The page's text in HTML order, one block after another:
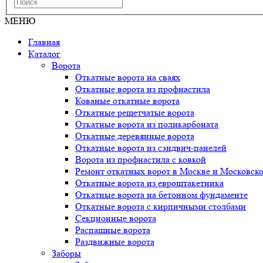
МЕНЮ
Главная
Каталог
Ворота
Откатные ворота на сваях
Откатные ворота из профнастила
Кованые откатные ворота
Откатные решетчатые ворота
Откатные ворота из поликарбоната
Откатные деревянные ворота
Откатные ворота из сэндвич-панелей
Ворота из профнастила с ковкой
Ремонт откатных ворот в Москве и
Откатные ворота из евроштакетника
Откатные ворота на бетонном фундаменте
Откатные ворота с кирпичными столбами
Секционные ворота
Распашные ворота
Раздвижные ворота
Заборы